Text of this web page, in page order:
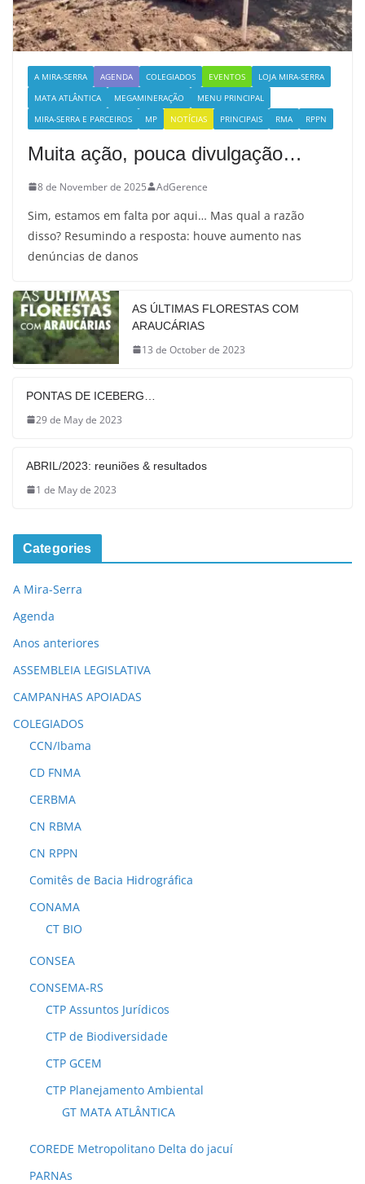
A MIRA-SERRA AGENDA COLEGIADOS EVENTOS
LOJA MIRA-SERRA
MATA ATLÂNTICA
MEGAMINERAÇÃO
MENU PRINCIPAL
MIRA-SERRA E PARCEIROS
MP NOTÍCIAS PRINCIPAIS RMA RPPN
Muita ação, pouca divulgação…
8 de November de 2025 AdGerence
Sim, estamos em falta por aqui… Mas qual a razão
disso? Resumindo a resposta: houve aumento nas
denúncias de danos
AS ÚLTIMAS FLORESTAS COM
ARAUCÁRIAS
13 de October de 2023
PONTAS DE ICEBERG…
29 de May de 2023
ABRIL/2023: reuniões & resultados
1 de May de 2023
Categories
A Mira-Serra
Agenda
Anos anteriores
ASSEMBLEIA LEGISLATIVA
CAMPANHAS APOIADAS
COLEGIADOS
CCN/Ibama
CD FNMA
CERBMA
CN RBMA
CN RPPN
Comitês de Bacia Hidrográfica
CONAMA
CT BIO
CONSEA
CONSEMA-RS
CTP Assuntos Jurídicos
CTP de Biodiversidade
CTP GCEM
CTP Planejamento Ambiental
GT MATA ATLÂNTICA
COREDE Metropolitano Delta do jacuí
PARNAs